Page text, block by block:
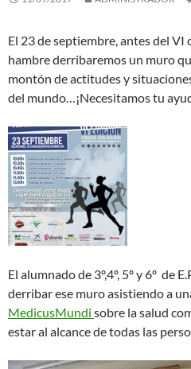
El 23 de septiembre, antes del
hambre derribaremos un muro
montón de actitudes y
del mundo…¡Necesitamos tu
El alumnado de 3º,4º, 5º y 6º de
derribar ese muro asistiendo a
MedicusMundi sobre la salud
estar al alcance de todas las